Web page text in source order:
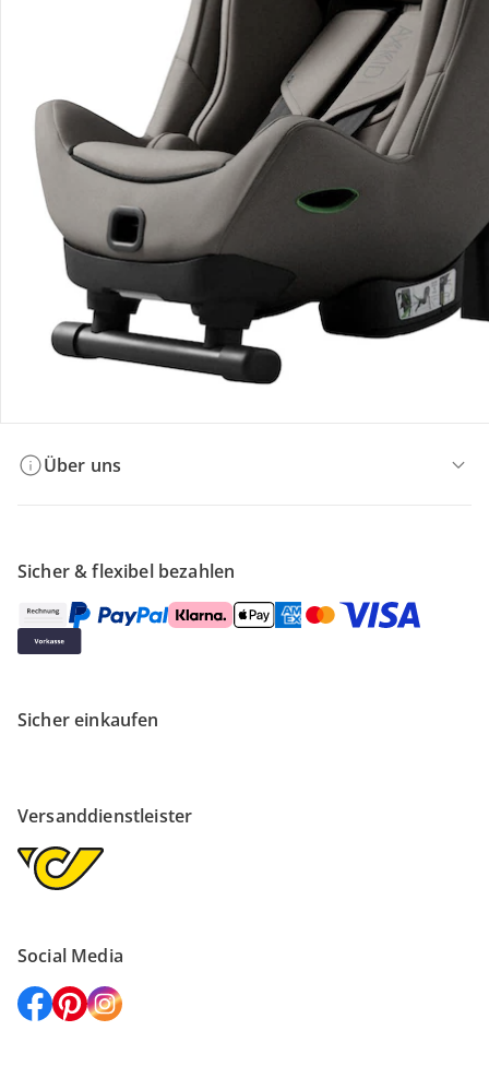
Bestellung & Lieferung
Retoure & Reklamation
Gutscheine & Aktionen
Kontakt & Service
Über uns
Sicher & flexibel bezahlen
Sicher einkaufen
Versanddienstleister
Social Media